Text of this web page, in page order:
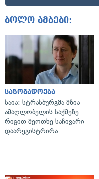
ბოლო ამბები:
საზოგადოება
საია: სტრასბურგმა მზია
ამაღლობელის საქმეზე
რიგით მეოთხე საჩივარი
დაარეგისტრირა